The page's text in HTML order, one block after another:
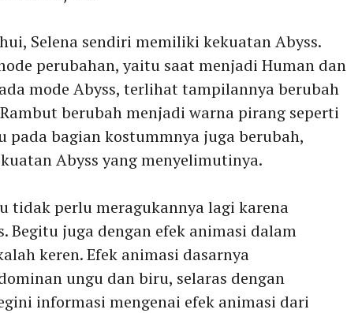
Selena sendiri memiliki kekuatan Abyss.
perubahan, yaitu saat menjadi Human dan
mode Abyss, terlihat tampilannya berubah
berubah menjadi warna pirang seperti
pada bagian kostummnya juga berubah,
Abyss yang menyelimutinya.
tidak perlu meragukannya lagi karena
Begitu juga dengan efek animasi dalam
keren. Efek animasi dasarnya
ungu dan biru, selaras dengan
informasi mengenai efek animasi dari